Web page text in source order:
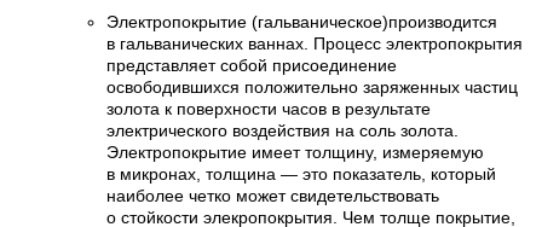
Электропокрытие (гальваническое)производится
в гальванических ваннах. Процесс электропокрытия
представляет собой присоединение
освободившихся положительно заряженных частиц
золота к поверхности часов в результате
электрического воздействия на соль золота.
Электропокрытие имеет толщину, измеряемую
в микронах, толщина — это показатель, который
наиболее четко может свидетельствовать
о стойкости элекропокрытия. Чем толще покрытие,